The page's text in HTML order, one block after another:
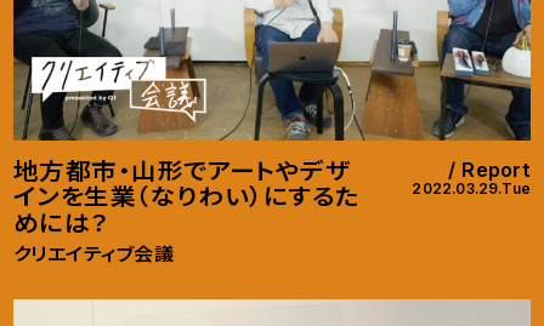
地方都市・山形でアートやデザ
インを生業（なりわい）にするた
めには？
クリエイティブ会議
Report
2022.03.29.Tue